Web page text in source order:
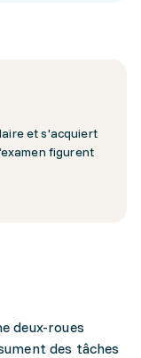
et s'acquiert
figurent
deux-roues
des tâches